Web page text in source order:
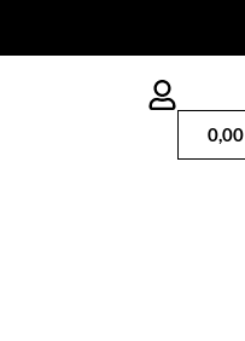
0,00